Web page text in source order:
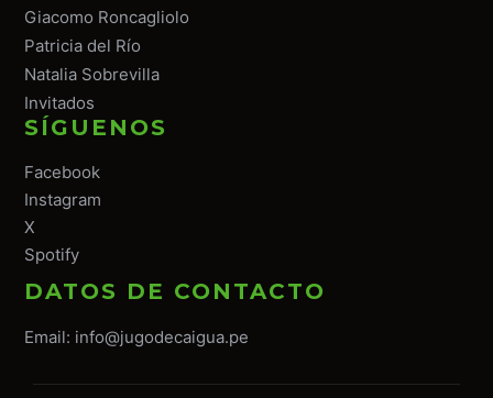
Giacomo Roncagliolo
Patricia del Río
Natalia Sobrevilla
Invitados
SÍGUENOS
Facebook
Instagram
X
Spotify
DATOS DE CONTACTO
Email: info@jugodecaigua.pe